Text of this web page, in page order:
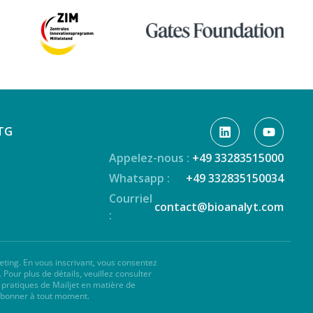
Pleins feux sur les partenaires
Riz
Appelez-nous : +49 33283515000
Whatsapp :
+49 332835150034
Courriel
:
contact@bioanalyt.com
En vous inscrivant, vous consentez
. Pour plus de détails, veuillez consulter
pratiques de Mailjet en matière de
à tout moment.